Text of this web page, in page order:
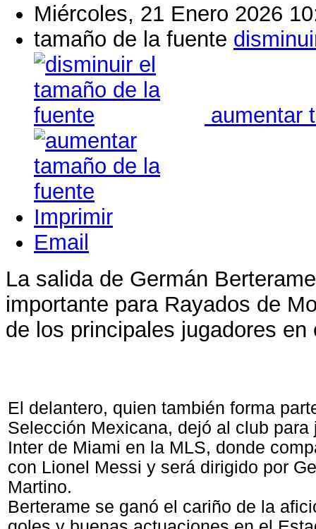
Miércoles, 21 Enero 2026
tamaño de la fuente
aumentar
Imprimir
Email
La salida de Germán
importante para Rayados de
de los principales jugadores
El delantero, quien también forma
Selección Mexicana, dejó al club para
Inter de Miami en la MLS, donde
con Lionel Messi y será dirigido por
Martino.
Berterame se ganó el cariño de la